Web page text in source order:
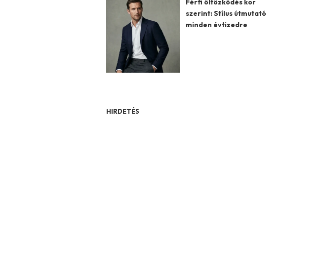
Férfi öltözködés kor
szerint: Stílus útmutató
minden évtizedre
HIRDETÉS